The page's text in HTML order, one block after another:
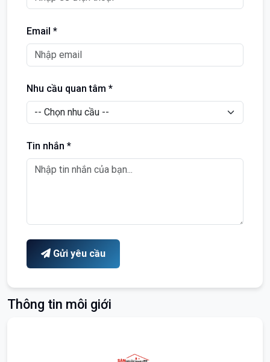
Email *
Nhu cầu quan tâm *
Tin nhắn *
Gửi yêu cầu
Thông tin môi giới